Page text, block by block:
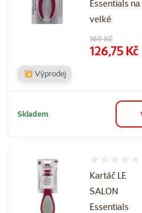
Essentials
velké
Původní cena
169 Kč
Cena
126,75 Kč
💥 Výprodej
Skladem
Kartáč LE
SALON
Essentials